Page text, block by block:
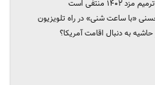
«با ساعت شنی» در راه تلویزیون
به دنبال اقامت آمریکا؟